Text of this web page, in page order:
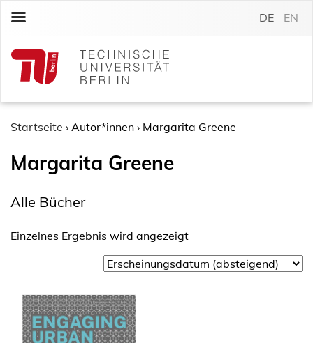
c
DE EN
Startseite › Autor*innen › Margarita Greene
Margarita Greene
Alle Bücher
Einzelnes Ergebnis wird angezeigt